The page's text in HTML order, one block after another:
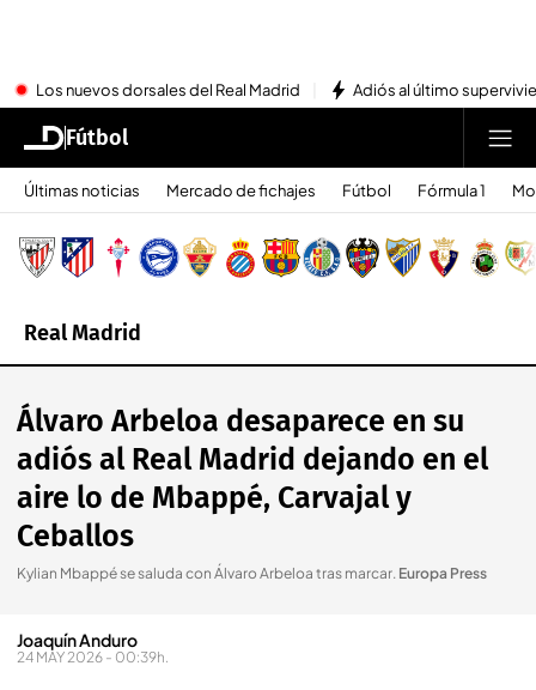
Los nuevos dorsales del Real Madrid Adiós al último
Fútbol
Últimas noticias Mercado de fichajes Fútbol Fórmula 1
Real Madrid
Álvaro Arbeloa desaparece en su
adiós al Real Madrid dejando en el
aire lo de Mbappé, Carvajal y
Ceballos
Kylian Mbappé se saluda con Álvaro Arbeloa tras marcar. Europa Press
Joaquín Anduro
24 MAY 2026 - 00:39h.